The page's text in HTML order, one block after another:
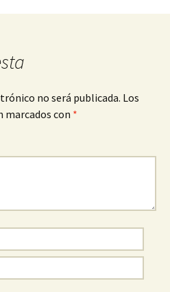
no será publicada. Los
con *